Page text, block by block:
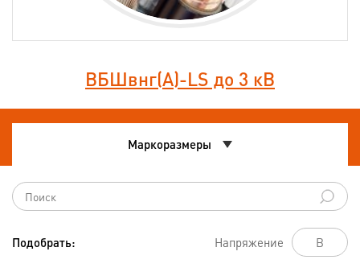
ВБШвнг(А)-LS до 3 кВ
Маркоразмеры
Подобрать: Напряжение